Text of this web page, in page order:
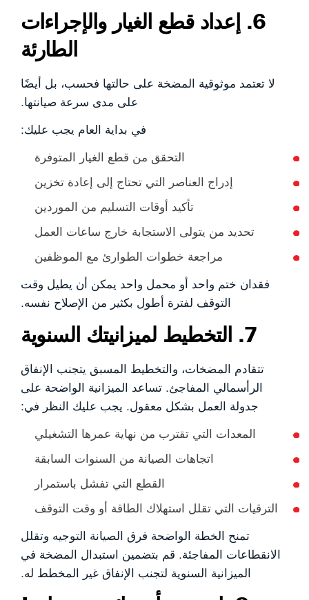
6. إعداد قطع الغيار والإجراءات
الطارئة
لا تعتمد موثوقية المضخة على حالتها فحسب، بل أيضًا
على مدى سرعة صيانتها.
في بداية العام يجب عليك:
التحقق من قطع الغيار المتوفرة
إدراج العناصر التي تحتاج إلى إعادة تخزين
تأكيد أوقات التسليم من الموردين
تحديد من يتولى الاستجابة خارج ساعات العمل
مراجعة خطوات الطوارئ مع الموظفين
فقدان ختم واحد أو محمل واحد يمكن أن يطيل وقت
التوقف لفترة أطول بكثير من الإصلاح نفسه.
7. التخطيط لميزانيتك السنوية
تتقادم المضخات، والتخطيط المسبق يتجنب الإنفاق
الرأسمالي المفاجئ. تساعد الميزانية الواضحة على
جدولة العمل بشكل معقول. يجب عليك النظر في:
المعدات التي تقترب من نهاية عمرها التشغيلي
اتجاهات الصيانة من السنوات السابقة
القطع التي تفشل باستمرار
الترقيات التي تقلل استهلاك الطاقة أو وقت التوقف
تمنح الخطة الواضحة فرق الصيانة التوجيه وتقلل
الانقطاعات المفاجئة. قم بتضمين استبدال المضخة في
الميزانية السنوية لتجنب الإنفاق غير المخطط له.